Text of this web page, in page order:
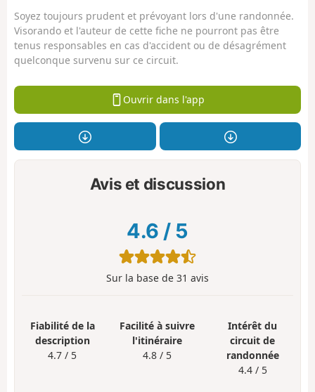
Soyez toujours prudent et prévoyant lors d'une randonnée.
Visorando et l'auteur de cette fiche ne pourront pas être
tenus responsables en cas d'accident ou de désagrément
quelconque survenu sur ce circuit.
Ouvrir dans l'app
Avis et discussion
4.6 / 5
Sur la base de 31 avis
Fiabilité de la
description
4.7 / 5
Facilité à suivre
l'itinéraire
4.8 / 5
Intérêt du
circuit de
randonnée
4.4 / 5